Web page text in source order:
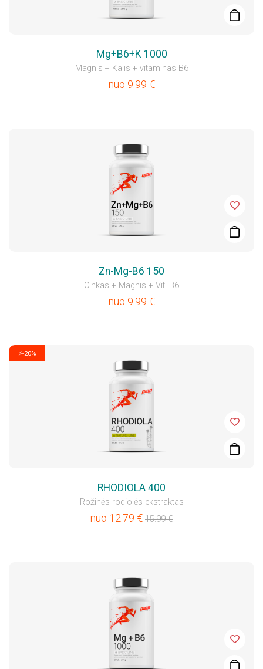
Mg+B6+K 1000
Magnis + Kalis + vitaminas B6
nuo 9.99 €
Zn-Mg-B6 150
Cinkas + Magnis + Vit. B6
nuo 9.99 €
⚡-20%
RHODIOLA 400
Rožinės rodiolės ekstraktas
nuo 12.79 € 15.99€